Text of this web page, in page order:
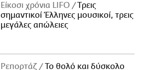
Είκοσι χρόνια LIFO
Tρεις
σημαντικοί Έλληνες μουσικοί, τρεις
μεγάλες απώλειες
Ρεπορτάζ
Το θολό και δύσκολο